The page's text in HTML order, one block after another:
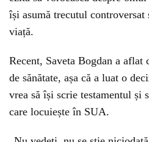
își asumă trecutul
viață.
Recent, Saveta Bogdan a aflat
de sănătate, așa că a luat o
vrea să își scrie testamentul și
care locuiește în SUA.